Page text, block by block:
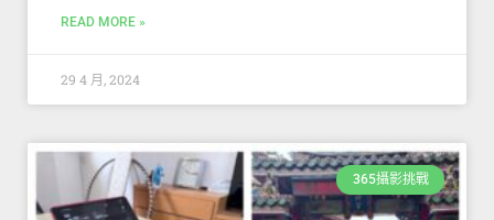
READ MORE »
29 4 月, 2024
365攝影挑戰